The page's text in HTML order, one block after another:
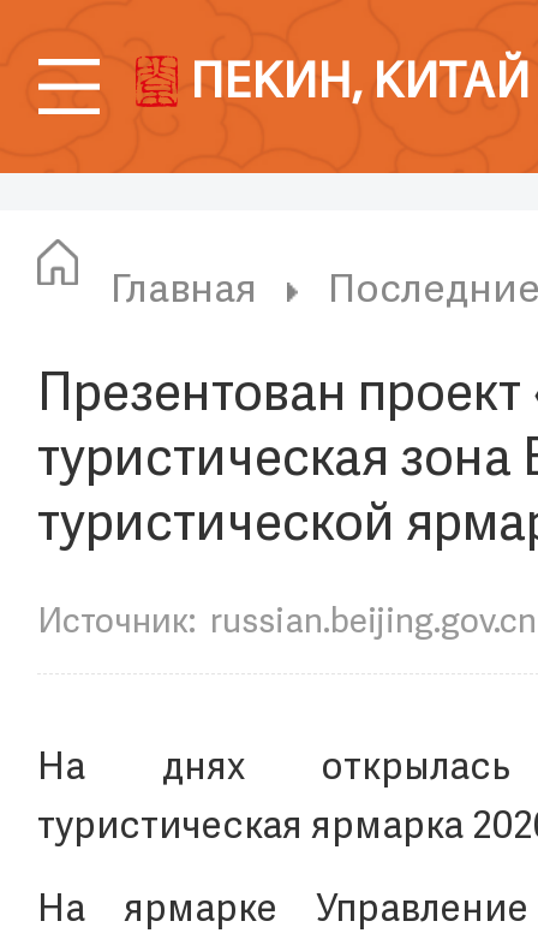
ПЕКИН, КИТАЙ
Главная
Презентован проект
туристическая зона
туристической
Источник: russian.beijing.gov.cn
На днях открылась
туристическая ярмарка
На ярмарке